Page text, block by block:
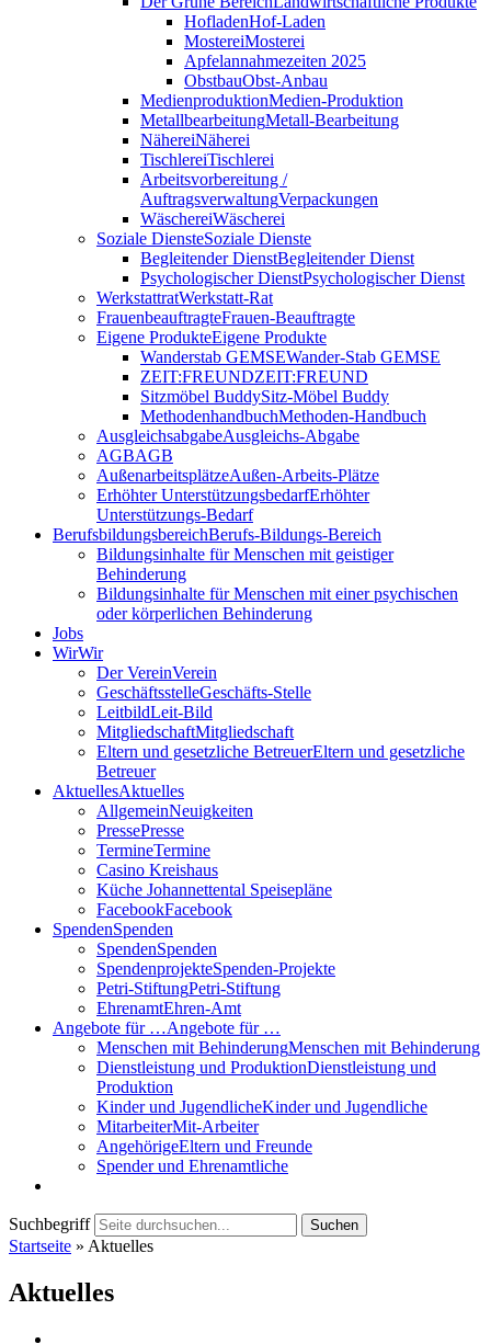
HofladenHof-Laden
MostereiMosterei
Apfelannahmezeiten 2025
ObstbauObst-Anbau
MedienproduktionMedien-Produktion
MetallbearbeitungMetall-Bearbeitung
NähereiNäherei
TischlereiTischlerei
Arbeitsvorbereitung /
AuftragsverwaltungVerpackungen
WäschereiWäscherei
Soziale DiensteSoziale Dienste
Begleitender DienstBegleitender Dienst
Psychologischer DienstPsychologischer Dienst
WerkstattratWerkstatt-Rat
FrauenbeauftragteFrauen-Beauftragte
Eigene ProdukteEigene Produkte
Wanderstab GEMSEWander-Stab GEMSE
ZEIT:FREUNDZEIT:FREUND
Sitzmöbel BuddySitz-Möbel Buddy
MethodenhandbuchMethoden-Handbuch
AusgleichsabgabeAusgleichs-Abgabe
AGBAGB
AußenarbeitsplätzeAußen-Arbeits-Plätze
Erhöhter UnterstützungsbedarfErhöhter
Unterstützungs-Bedarf
BerufsbildungsbereichBerufs-Bildungs-Bereich
Bildungsinhalte für Menschen mit geistiger
Behinderung
Bildungsinhalte für Menschen mit einer psychischen
oder körperlichen Behinderung
Jobs
WirWir
Der VereinVerein
GeschäftsstelleGeschäfts-Stelle
LeitbildLeit-Bild
MitgliedschaftMitgliedschaft
Eltern und gesetzliche BetreuerEltern und gesetzliche
Betreuer
AktuellesAktuelles
AllgemeinNeuigkeiten
PressePresse
TermineTermine
Casino Kreishaus
Küche Johannettental Speisepläne
FacebookFacebook
SpendenSpenden
SpendenSpenden
SpendenprojekteSpenden-Projekte
Petri-StiftungPetri-Stiftung
EhrenamtEhren-Amt
Angebote für …Angebote für …
Menschen mit BehinderungMenschen mit Behinderung
Dienstleistung und ProduktionDienstleistung und
Produktion
Kinder und JugendlicheKinder und Jugendliche
MitarbeiterMit-Arbeiter
AngehörigeEltern und Freunde
Spender und Ehrenamtliche
Suchbegriff Suchen
Startseite » Aktuelles
Aktuelles